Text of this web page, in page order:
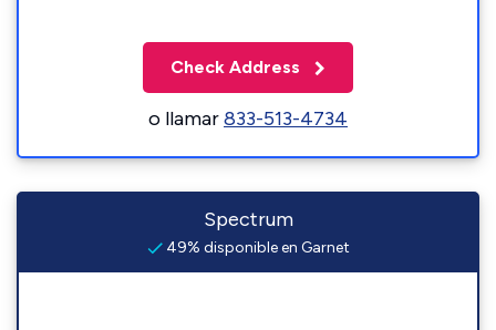
Check Address
o llamar833-513-4734
Spectrum
49% disponible en Garnet